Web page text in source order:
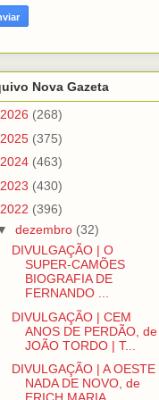
Nova Gazeta
2026 (268)
2025 (375)
2024 (463)
2023 (430)
2022 (396)
dezembro (32)
DIVULGAÇÃO | O
SUPER-CAMÕES
BIOGRAFIA DE
FERNANDO ...
DIVULGAÇÃO | CEM
ANOS DE PERDÃO, de
JOÃO TORDO | T...
DIVULGAÇÃO | A OESTE
NADA DE NOVO, de